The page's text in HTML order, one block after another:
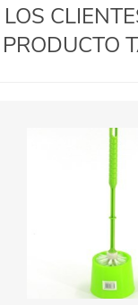
LOS
PRODUCTO